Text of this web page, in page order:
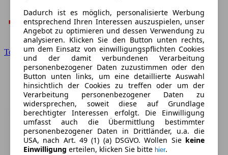
Toyota
Dadurch ist es möglich, personalisierte Werbung
entsprechend Ihren Interessen auszuspielen, unser
Angebot zu optimieren und dessen Verwendung zu
analysieren. Klicken Sie den Button unten rechts,
um dem Einsatz von einwilligungspflichten Cookies
und der damit verbundenen Verarbeitung
personenbezogener Daten zuzustimmen oder den
Button unten links, um eine detaillierte Auswahl
hinsichtlich der Cookies zu treffen oder um der
Verarbeitung personenbezogener Daten zu
widersprechen, soweit diese auf Grundlage
berechtigter Interessen erfolgt. Die Einwilligung
umfasst auch die Übermittlung bestimmter
personenbezogener Daten in Drittländer, u.a. die
USA, nach Art. 49 (1) (a) DSGVO. Wollen Sie keine
Einwilligung erteilen, klicken Sie bitte hier.